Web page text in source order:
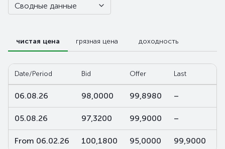
Сводные данные
чистая цена грязная цена доходность
Date/Period Bid Offer Last
06.08.26 98,0000 99,8980 –
05.08.26 97,3200 99,9000 –
From 06.02.26 100,1800 95,0000 99,9000